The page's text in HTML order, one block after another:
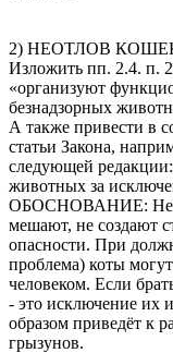
2) НЕОТЛОВ
Изложить пп. 2.4. п.
«организуют
безнадзорных
А также привести в
статьи Закона,
следующей
животных за
ОБОСНОВАНИЕ: Нет
мешают, не создают
опасности. При
проблема) коты
человеком. Если
- это исключение их
образом приведёт к
грызунов.